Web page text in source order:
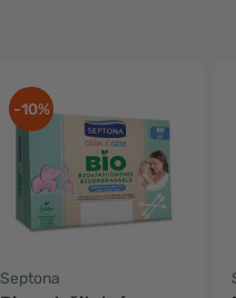
-10%
Septona